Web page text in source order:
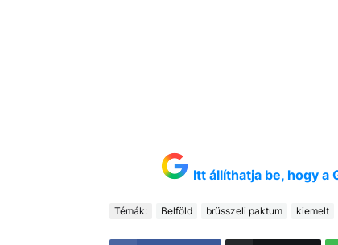
Itt állíthatja be, hogy a
Témák: Belföld brüsszeli paktum kiemelt